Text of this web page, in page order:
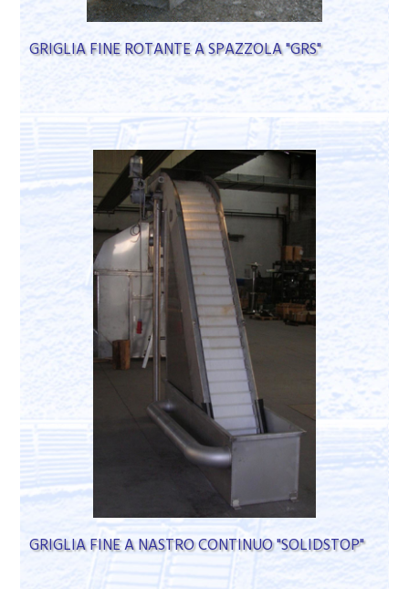
GRIGLIA FINE ROTANTE A SPAZZOLA "GRS"
GRIGLIA FINE A NASTRO CONTINUO "SOLIDSTOP"